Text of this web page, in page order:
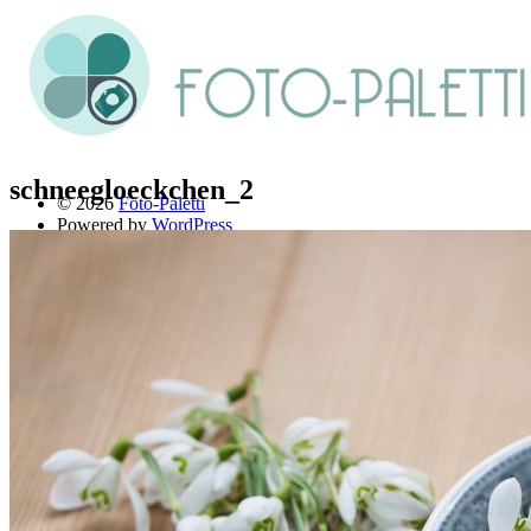
schneegloeckchen_2
© 2026Foto-Paletti
Powered by WordPress
Menschen
Stadt und Land
Weitere Fotoblogs
Über mich
Impressum